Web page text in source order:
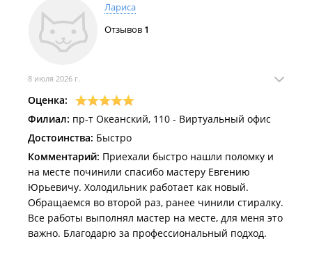
Лариса
Отзывов 1
8 июля 2026 г.
Оценка:
Филиал: пр-т Океанский, 110 - Виртуальный офис
Достоинства: Быстро
Комментарий: Приехали быстро нашли поломку и
на месте починили спасибо мастеру Евгению
Юрьевичу. Холодильник работает как новый.
Обращаемся во второй раз, ранее чинили стиралку.
Все работы выполнял мастер на месте, для меня это
важно. Благодарю за профессиональный подход.